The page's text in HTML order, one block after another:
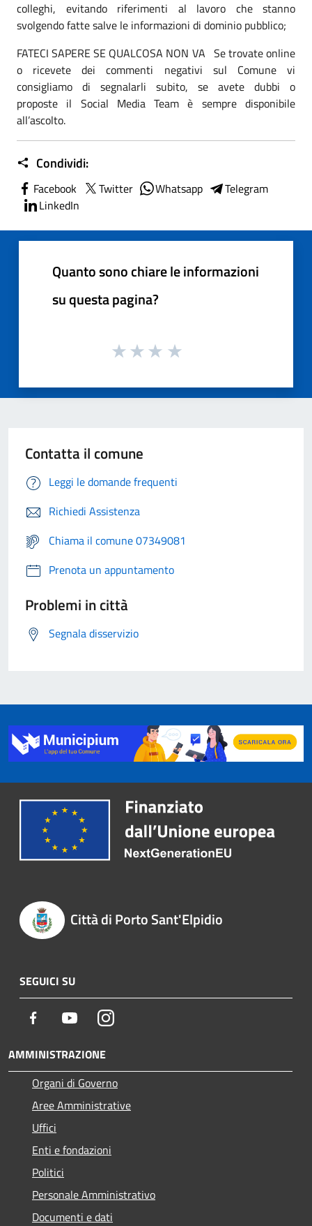
colleghi, evitando riferimenti al lavoro che stanno
svolgendo fatte salve le informazioni di dominio pubblico;
FATECI SAPERE SE QUALCOSA NON VA Se trovate online
o ricevete dei commenti negativi sul Comune vi
consigliamo di segnalarli subito, se avete dubbi o
proposte il Social Media Team è sempre disponibile
all’ascolto.
Condividi:
Facebook Twitter Whatsapp
Telegram
LinkedIn
Quanto sono chiare le informazioni
su questa pagina?
Contatta il comune
Leggi le domande frequenti
Richiedi Assistenza
Chiama il comune 07349081
Prenota un appuntamento
Problemi in città
Segnala disservizio
Città di Porto Sant'Elpidio
SEGUICI SU
Facebook YoutubeInstagram
AMMINISTRAZIONE
Organi di Governo
Aree Amministrative
Uffici
Enti e fondazioni
Politici
Personale Amministrativo
Documenti e dati